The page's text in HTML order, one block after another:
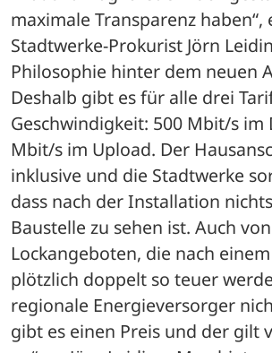
maximale Transparenz haben“,
Stadtwerke-Prokurist Jörn
Philosophie hinter dem neuen
Deshalb gibt es für alle drei
Geschwindigkeit: 500 Mbit/s im
Mbit/s im Upload. Der
inklusive und die Stadtwerke
dass nach der Installation
Baustelle zu sehen ist. Auch von
Lockangeboten, die nach
plötzlich doppelt so teuer
regionale Energieversorger
gibt es einen Preis und der gilt